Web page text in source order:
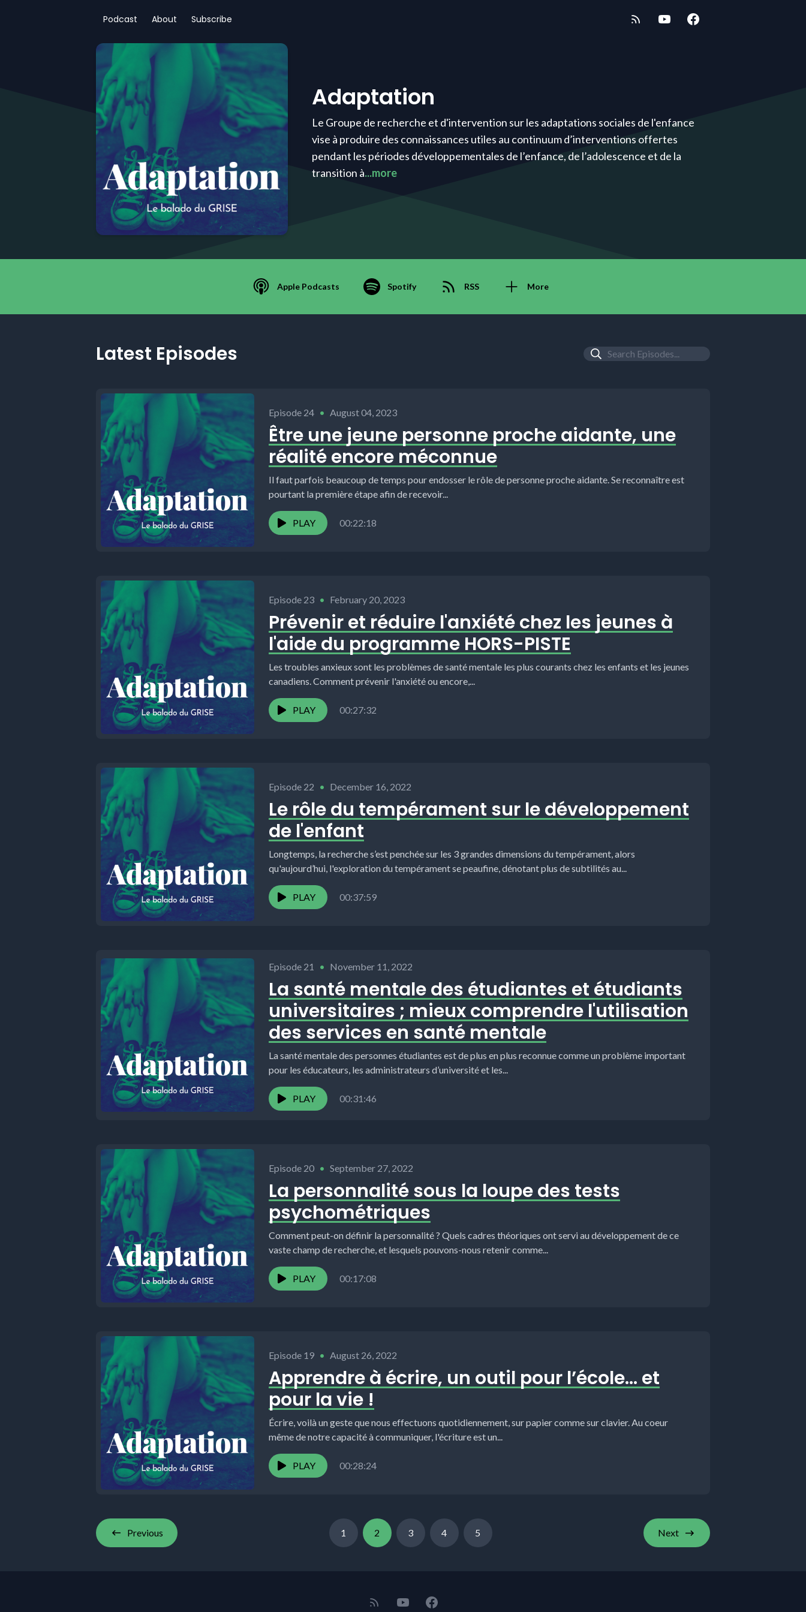
Podcast About Subscribe
Adaptation
Le Groupe de recherche et d'intervention sur les adaptations sociales de l'enfance
vise à produire des connaissances utiles au continuum d’interventions offertes
pendant les périodes développementales de l’enfance, de l’adolescence et de la
transition à...more
Apple Podcasts Spotify RSS More
Latest Episodes
Episode 24 • August 04, 2023
Être une jeune personne proche aidante, une
réalité encore méconnue
Il faut parfois beaucoup de temps pour endosser le rôle de personne proche aidante. Se reconnaître est
pourtant la première étape afin de recevoir...
PLAY 00:22:18
Episode 23 • February 20, 2023
Prévenir et réduire l'anxiété chez les jeunes à
l'aide du programme HORS-PISTE
Les troubles anxieux sont les problèmes de santé mentale les plus courants chez les enfants et les jeunes
canadiens. Comment prévenir l'anxiété ou encore,...
PLAY 00:27:32
Episode 22 • December 16, 2022
Le rôle du tempérament sur le développement
de l'enfant
Longtemps, la recherche s’est penchée sur les 3 grandes dimensions du tempérament, alors
qu'aujourd’hui, l'exploration du tempérament se peaufine, dénotant plus de subtilités au...
PLAY 00:37:59
Episode 21 • November 11, 2022
La santé mentale des étudiantes et étudiants
universitaires ; mieux comprendre l'utilisation
des services en santé mentale
La santé mentale des personnes étudiantes est de plus en plus reconnue comme un problème important
pour les éducateurs, les administrateurs d’université et les...
PLAY 00:31:46
Episode 20 • September 27, 2022
La personnalité sous la loupe des tests
psychométriques
Comment peut-on définir la personnalité ? Quels cadres théoriques ont servi au développement de ce
vaste champ de recherche, et lesquels pouvons-nous retenir comme...
PLAY 00:17:08
Episode 19 • August 26, 2022
Apprendre à écrire, un outil pour l’école… et
pour la vie !
Écrire, voilà un geste que nous effectuons quotidiennement, sur papier comme sur clavier. Au coeur
même de notre capacité à communiquer, l'écriture est un...
PLAY 00:28:24
Previous 1 2 3 4 5 Next